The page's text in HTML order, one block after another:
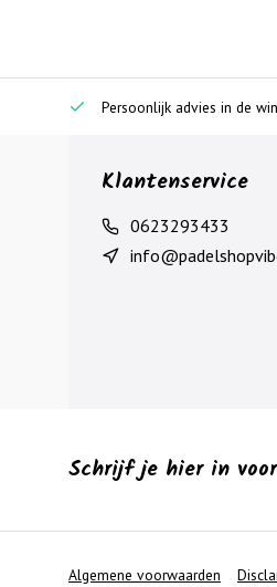
Persoonlijk advies in de
Klantenservice
0623293433
Schrijf je hier in
Algemene voorwaarden